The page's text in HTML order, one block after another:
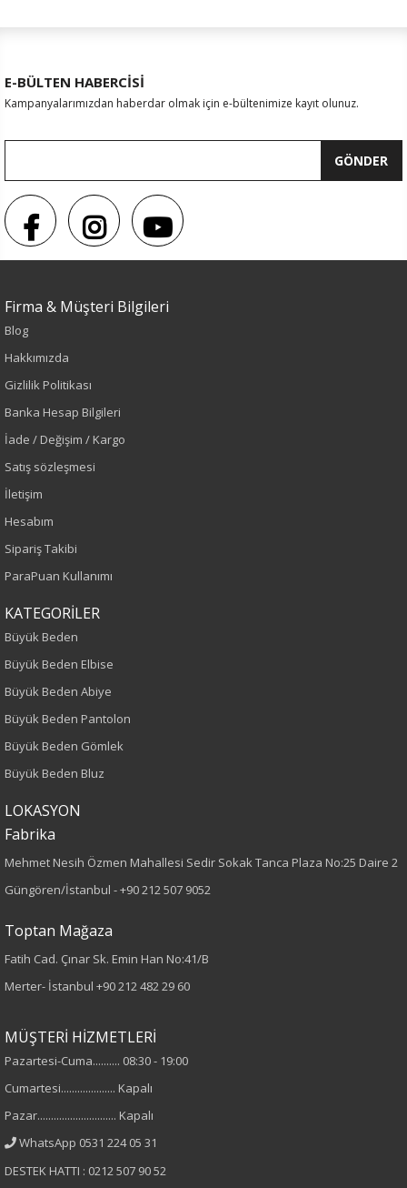
E-BÜLTEN HABERCİSİ
Kampanyalarımızdan haberdar olmak için e-bültenimize kayıt olunuz.
GÖNDER
Firma & Müşteri Bilgileri
Blog
Hakkımızda
Gizlilik Politikası
Banka Hesap Bilgileri
İade / Değişim / Kargo
Satış sözleşmesi
İletişim
Hesabım
Sipariş Takibi
ParaPuan Kullanımı
KATEGORİLER
Büyük Beden
Büyük Beden Elbise
Büyük Beden Abiye
Büyük Beden Pantolon
Büyük Beden Gömlek
Büyük Beden Bluz
LOKASYON
Fabrika
Mehmet Nesih Özmen Mahallesi Sedir Sokak Tanca Plaza No:25 Daire 2
Güngören/İstanbul -+90 212 507 9052
Toptan Mağaza
Fatih Cad. Çınar Sk. Emin Han No:41/B
Merter- İstanbul +90 212 482 29 60
MÜŞTERİ HİZMETLERİ
Pazartesi-Cuma.......... 08:30 - 19:00
Cumartesi.................... Kapalı
Pazar............................. Kapalı
WhatsApp 0531 224 05 31
DESTEK HATTI : 0212 507 90 52